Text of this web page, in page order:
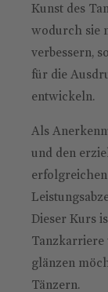
Kunst des
wodurch sie
verbessern,
für die
entwickeln.
Als
und den
Dieser Kurs
Tanzkarriere
glänzen
Tänzern.